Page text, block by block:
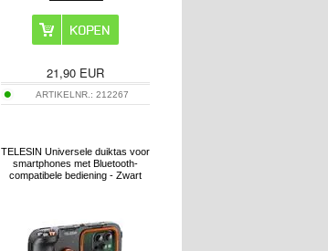
21,90EUR
ARTIKELNR.: 212267
TELESIN Universele duiktas voor
smartphones met Bluetooth-
compatibele bediening - Zwart